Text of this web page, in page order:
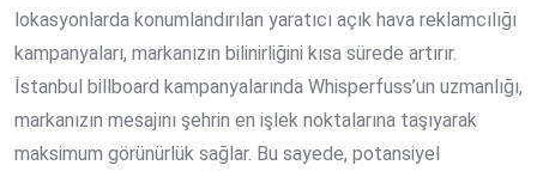
lokasyonlarda konumlandırılan yaratıcı açık hava reklamcılığı
kampanyaları, markanızın bilinirliğini kısa sürede artırır.
İstanbul billboard kampanyalarında Whisperfuss’un uzmanlığı,
markanızın mesajını şehrin en işlek noktalarına taşıyarak
maksimum görünürlük sağlar. Bu sayede, potansiyel